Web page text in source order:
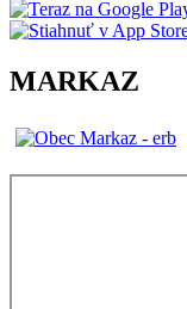
MARKAZ